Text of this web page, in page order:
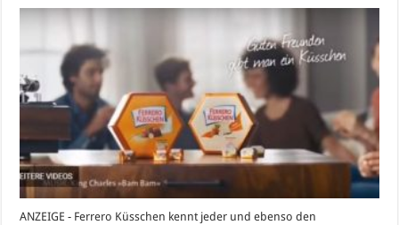
Lied
aus
der
Januar
2018
ANZEIGE - Ferrero Küsschen kennt jeder und ebenso den